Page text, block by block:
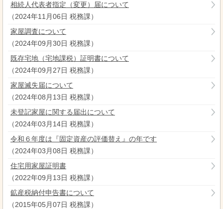
相続人代表者指定（変更）届について
（2024年11月06日 税務課）
家屋調査について
（2024年09月30日 税務課）
既存宅地（宅地課税）証明書について
（2024年09月27日 税務課）
家屋滅失届について
（2024年08月13日 税務課）
未登記家屋に関する届出について
（2024年03月14日 税務課）
令和６年度は『固定資産の評価替え』の年です
（2024年03月08日 税務課）
住宅用家屋証明書
（2022年09月13日 税務課）
鉱産税納付申告書について
（2015年05月07日 税務課）